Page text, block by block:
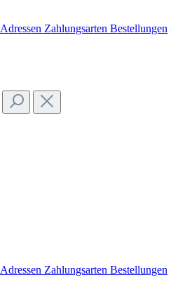
Adressen Zahlungsarten Bestellungen
Adressen Zahlungsarten Bestellungen